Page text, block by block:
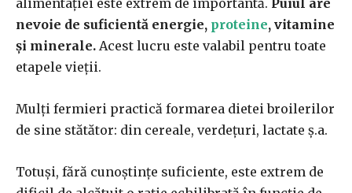
alimentației este extrem de importantă. Puiul are
nevoie de suficientă energie, proteine, vitamine
și minerale. Acest lucru este valabil pentru toate
etapele vieții.
Mulți fermieri practică formarea dietei broilerilor
de sine stătător: din cereale, verdețuri, lactate ș.a.
Totuși, fără cunoștințe suficiente, este extrem de